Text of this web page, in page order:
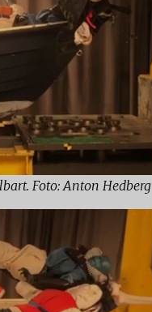
Foto: Anton Hedberg